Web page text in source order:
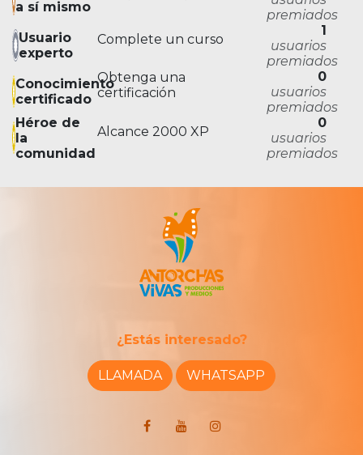
a sí mismo
premiados
Usuario
experto
Complete un curso
1
usuarios
premiados
Conocimiento
certificado
Obtenga una
certificación
0
usuarios
premiados
Héroe de
la
comunidad
Alcance 2000 XP
0
usuarios
premiados
¿Estás interesado?
LLAMADA WHATSAPP